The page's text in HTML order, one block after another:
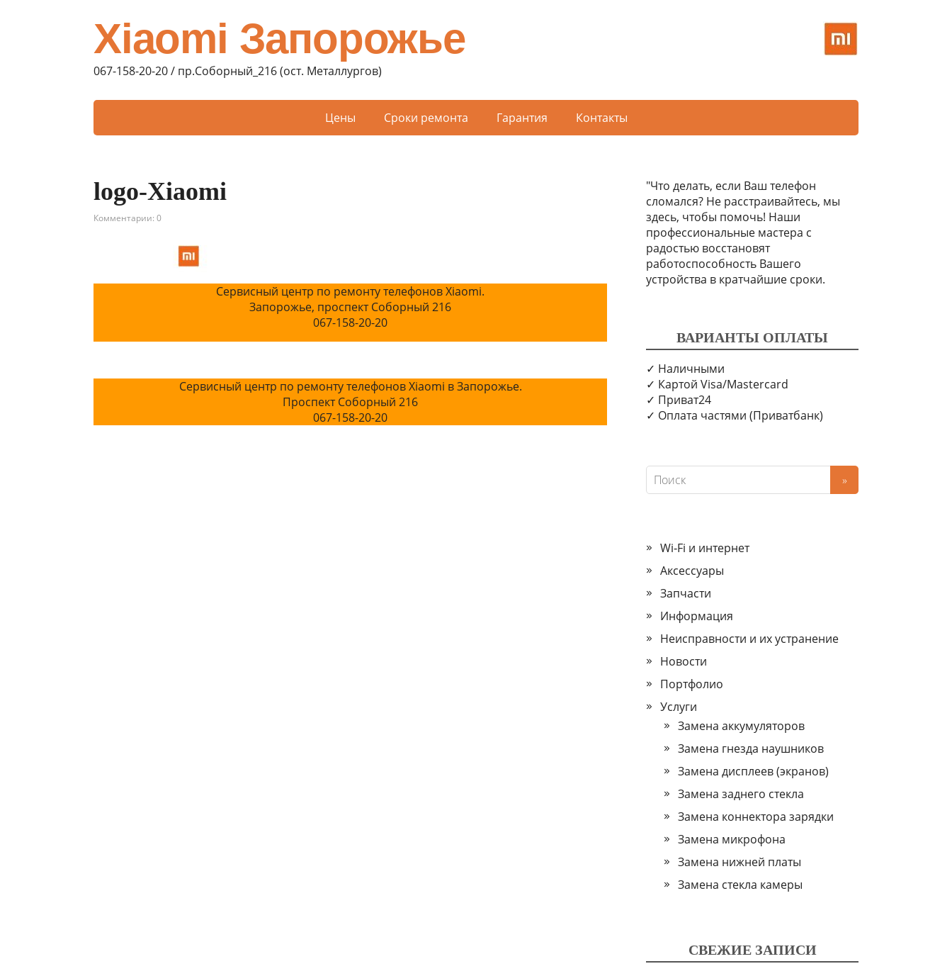
Xiaomi Запорожье
067-158-20-20 / пр.Соборный_216 (ост. Металлургов)
Цены Сроки ремонта Гарантия Контакты
logo-Xiaomi
Комментарии: 0
Сервисный центр по ремонту телефонов Xiaomi.
Запорожье, проспект Соборный 216
067-158-20-20
Сервисный центр по ремонту телефонов Xiaomi в Запорожье.
Проспект Соборный 216
067-158-20-20
"Что делать, если Ваш телефон
сломался? Не расстраивайтесь, мы
здесь, чтобы помочь! Наши
профессиональные мастера с
радостью восстановят
работоспособность Вашего
устройства в кратчайшие сроки.
ВАРИАНТЫ ОПЛАТЫ
✓ Наличными
✓ Картой Visa/Mastercard
✓ Приват24
✓ Оплата частями (Приватбанк)
Wi‑Fi и интернет
Аксессуары
Запчасти
Информация
Неисправности и их устранение
Новости
Портфолио
Услуги
Замена аккумуляторов
Замена гнезда наушников
Замена дисплеев (экранов)
Замена заднего стекла
Замена коннектора зарядки
Замена микрофона
Замена нижней платы
Замена стекла камеры
СВЕЖИЕ ЗАПИСИ